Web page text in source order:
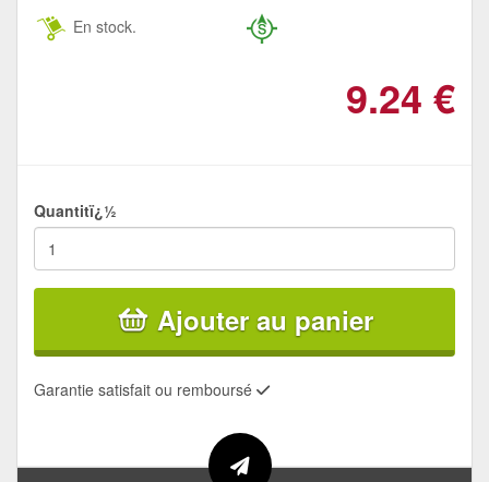
En stock.
9.24 €
Quantitï¿½
Ajouter au panier
Garantie satisfait ou remboursé